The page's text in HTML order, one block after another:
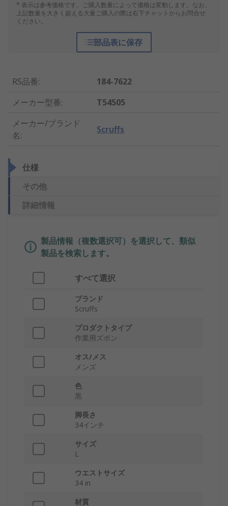
* 表示は参考価格です。ご購入数量によって価格は変動します。なお、
上記数量を大きく超える大量ご購入の際は右下チャットからお問合せ
ください。
部品表に保存
RS品番:
184-7622
メーカー型番:
T54505
メーカー/ブランド
名:
Scruffs
仕様
その他
詳細情報
製品情報（複数選択可）を選択して、類似
製品を検索します。
すべて選択
ブランド
Scruffs
プロダクトタイプ
作業用ズボン
オス/メス
メンズ
色
黒
脚長さ
34インチ
サイズ
L
ウエストサイズ
34 in
材質